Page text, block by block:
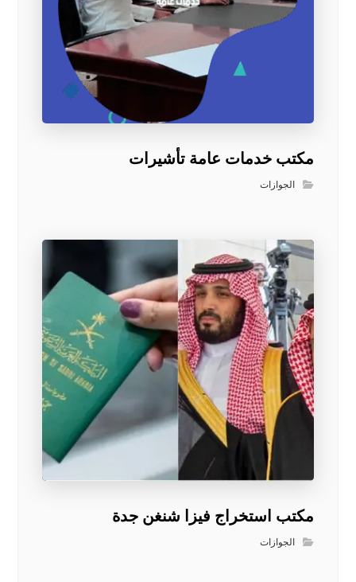
مكتب خدمات عامة تأشيرات
الجوازات
مكتب استخراج فيزا شنغن جدة
الجوازات